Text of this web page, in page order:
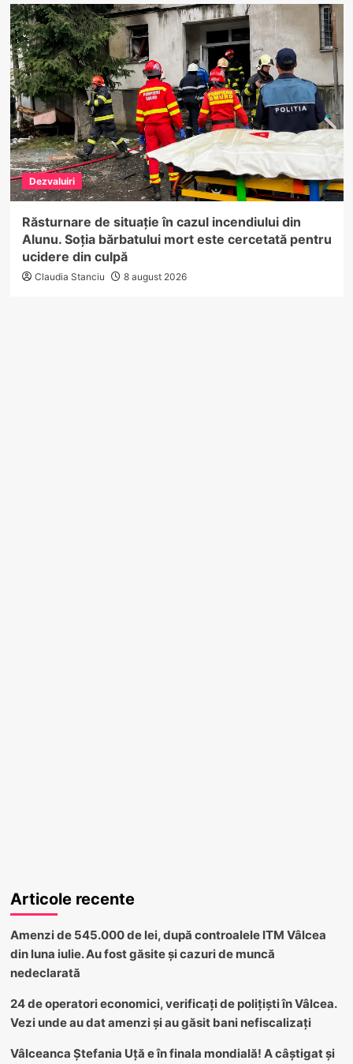
Dezvaluiri
Răsturnare de situație în cazul incendiului din
Alunu. Soția bărbatului mort este cercetată pentru
ucidere din culpă
Claudia Stanciu 8 august 2026
Articole recente
Amenzi de 545.000 de lei, după controalele ITM Vâlcea
din luna iulie. Au fost găsite și cazuri de muncă
nedeclarată
24 de operatori economici, verificați de polițiști în Vâlcea.
Vezi unde au dat amenzi și au găsit bani nefiscalizați
Vâlceanca Ștefania Uță e în finala mondială! A câștigat și